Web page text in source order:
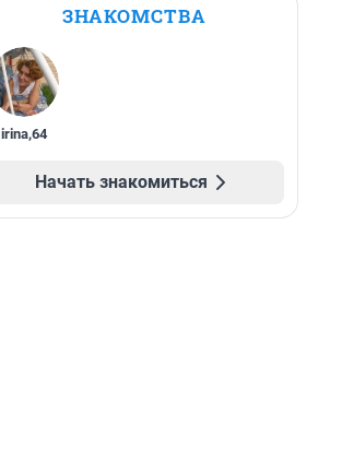
ЗНАКОМСТВА
irina,64
Начать знакомиться